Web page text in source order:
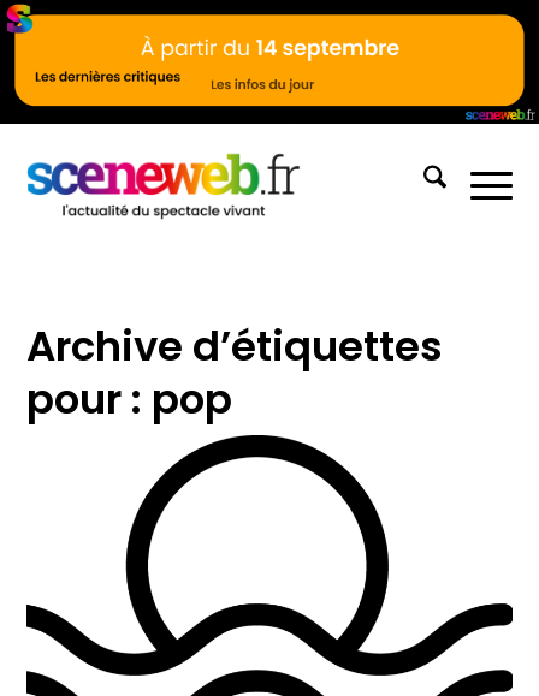
Archive d’étiquettes
pour : pop